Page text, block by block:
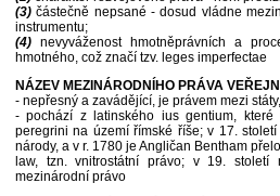
(3) částečně nepsané - dosud vládne
instrumentu;
(4) nevyváženost hmotněprávních a
hmotného, což značí tzv. leges imperfectae
NÁZEV MEZINÁRODNÍHO PRÁVA
- nepřesný a zavádějící, je právem mezi
- pochází z latinského ius gentium,
peregrini na území římské říše; v 17.
národy, a v r. 1780 je Angličan Bentham
law, tzn. vnitrostátní právo; v 19.
mezinárodní právo